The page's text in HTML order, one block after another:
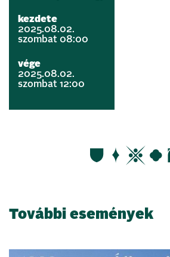
kezdete
2025.08.02.
szombat 08:00
vége
2025.08.02.
szombat 12:00
További események